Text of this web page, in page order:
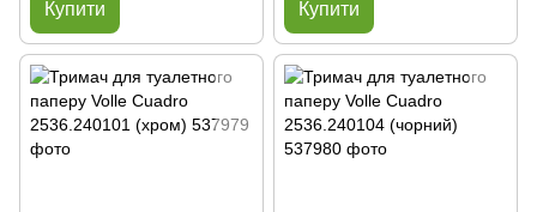
Купити Купити